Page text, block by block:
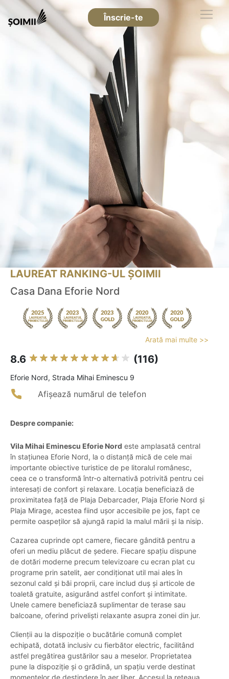
Înscrie-te
LAUREAT RANKING-UL ȘOIMII
Casa Dana Eforie Nord
Arată mai multe >>
8.6 (116)
Eforie Nord, Strada Mihai Eminescu 9
Afișează numărul de telefon
Despre companie:
Vila Mihai Eminescu Eforie Nord este amplasată central
în stațiunea Eforie Nord, la o distanță mică de cele mai
importante obiective turistice de pe litoralul românesc,
ceea ce o transformă într-o alternativă potrivită pentru cei
interesați de confort și relaxare. Locația beneficiază de
proximitatea față de Plaja Debarcader, Plaja Eforie Nord și
Plaja Mirage, acestea fiind ușor accesibile pe jos, fapt ce
permite oaspeților să ajungă rapid la malul mării și la nisip.
Cazarea cuprinde opt camere, fiecare gândită pentru a
oferi un mediu plăcut de ședere. Fiecare spațiu dispune
de dotări moderne precum televizoare cu ecran plat cu
programe prin satelit, aer condiționat util mai ales în
sezonul cald și băi proprii, care includ duș și articole de
toaletă gratuite, asigurând astfel confort și intimitate.
Unele camere beneficiază suplimentar de terase sau
balcoane, oferind priveliști relaxante asupra zonei din jur.
Clienții au la dispoziție o bucătărie comună complet
echipată, dotată inclusiv cu fierbător electric, facilitând
astfel pregătirea gustărilor sau a meselor. Proprietatea
pune la dispoziție și o grădină, un spațiu verde destinat
momentelor de destindere în aer liber. Accesul la rețeaua